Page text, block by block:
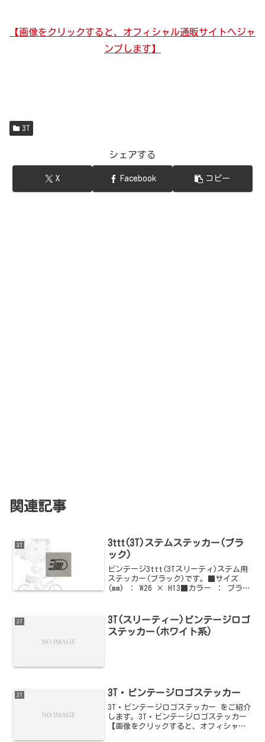
【画像をクリックすると、オフィシャル通販サイトへジャ
ンプします】
3T
シェアする
X Facebook コピー
関連記事
3T
3ttt(3T)ステムステッカー(ブラ
ック)
ビンテージ3ttt(3Tスリーティ)ステム用
ステッカー(ブラック)です。■サイズ
(mm) ： W26 × H13■カラー ： ブラッ
うぞ
3T
3T(スリーティー)ビンテージロゴ
ステッカー(ホワイト系)
3T 3T・ビンテージロゴステッカー
3T・ビンテージロゴステッカー をご紹介
します。3T・ビンテージロゴステッカー
【画像をクリックすると、オフィシャル